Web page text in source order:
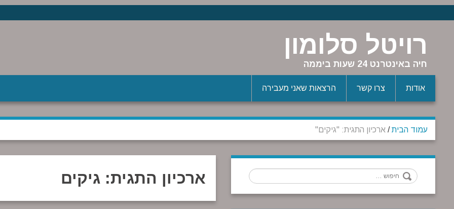
רויטל סלומון
חיה באינטרנט 24 שעות ביממה
אודות צרו קשר הרצאות שאני מעבירה
עמוד הבית / ארכיון התגית: "גיקים"
ארכיון התגית:גיקים חיפוש